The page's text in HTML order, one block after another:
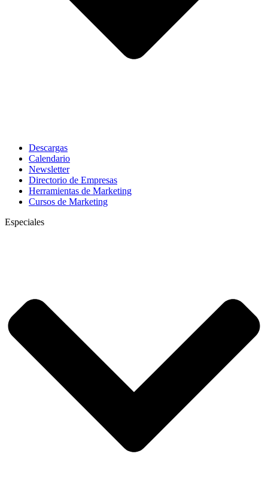
Descargas
Calendario
Newsletter
Directorio de Empresas
Herramientas de Marketing
Cursos de Marketing
Especiales